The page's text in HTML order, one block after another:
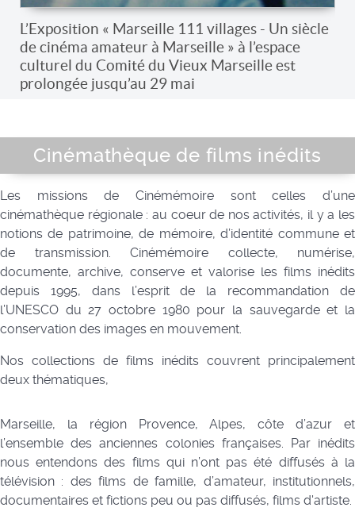
L’Exposition « Marseille 111 villages - Un siècle
de cinéma amateur à Marseille » à l’espace
culturel du Comité du Vieux Marseille est
prolongée jusqu’au 29 mai
Cinémathèque de films inédits
Les missions de Cinémémoire sont celles d’une
cinémathèque régionale : au coeur de nos activités, il y a les
notions de patrimoine, de mémoire, d’identité commune et
de transmission. Cinémémoire collecte, numérise,
documente, archive, conserve et valorise les films inédits
depuis 1995, dans l’esprit de la recommandation de
l’UNESCO du 27 octobre 1980 pour la sauvegarde et la
conservation des images en mouvement.
Nos collections de films inédits couvrent principalement
deux thématiques,
Marseille, la région Provence, Alpes, côte d’azur et
l’ensemble des anciennes colonies françaises. Par inédits
nous entendons des films qui n’ont pas été diffusés à la
télévision : des films de famille, d’amateur, institutionnels,
documentaires et fictions peu ou pas diffusés, films d'artiste.